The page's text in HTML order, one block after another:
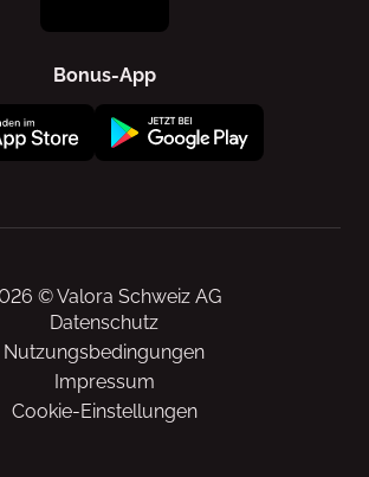
Bonus-App
© Valora Schweiz AG
Datenschutz
Nutzungsbedingungen
Impressum
Cookie-Einstellungen